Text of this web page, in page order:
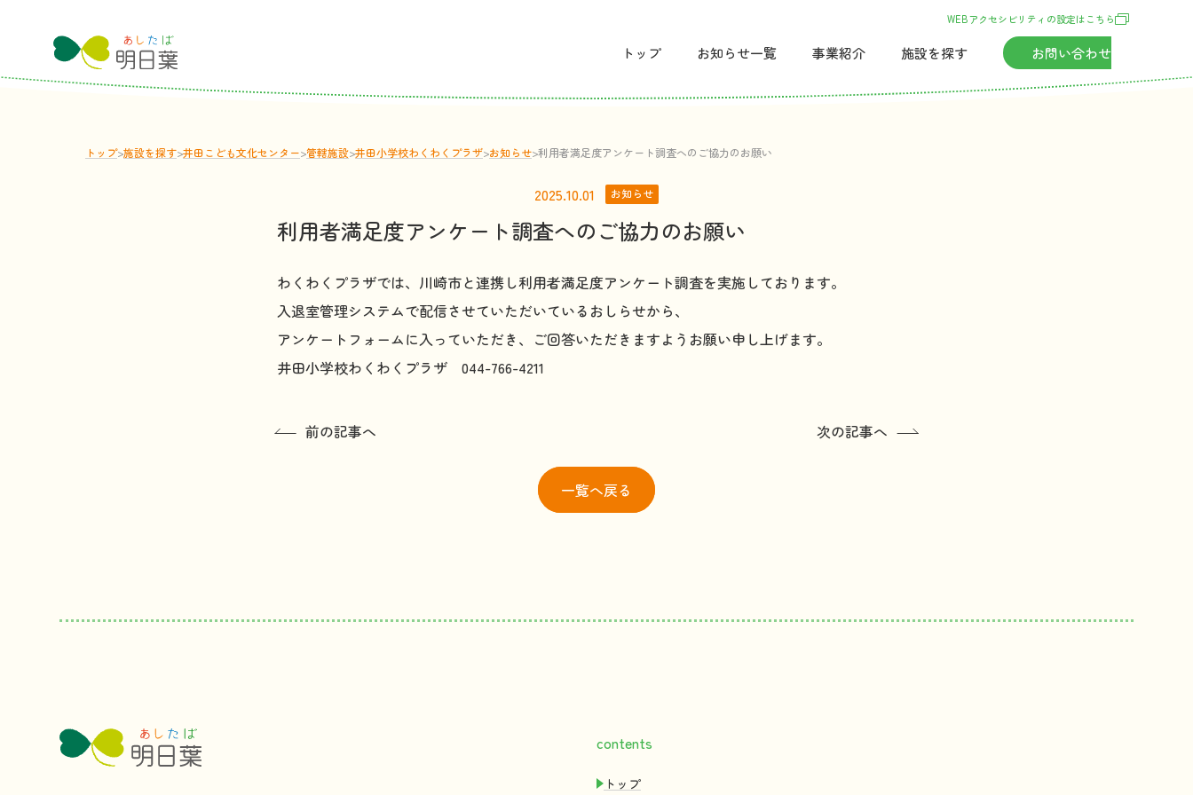
WEBアクセシビリティの設定はこちら
トップ お知らせ一覧 事業紹介 施設を探す お問い合わせ
トップ>施設を探す>井田こども文化センター>管轄施設>井田小学校わくわくプラザ>お知 らせ>利用者満足度アンケート調査へのご協力のお願い
2025.10.01 お知らせ
利用者満足度アンケート調査へのご協力のお願い
わくわくプラザでは、川崎市と連携し利用者満足度アンケート調査を実施しております。
入退室管理システムで配信させていただいているおしらせから、
アンケートフォームに入っていただき、ご回答いただきますようお願い申し上げます。
井田小学校わくわくプラザ 044-766-4211
前の記事へ 次の記事へ
一覧へ戻る
contents
トップ